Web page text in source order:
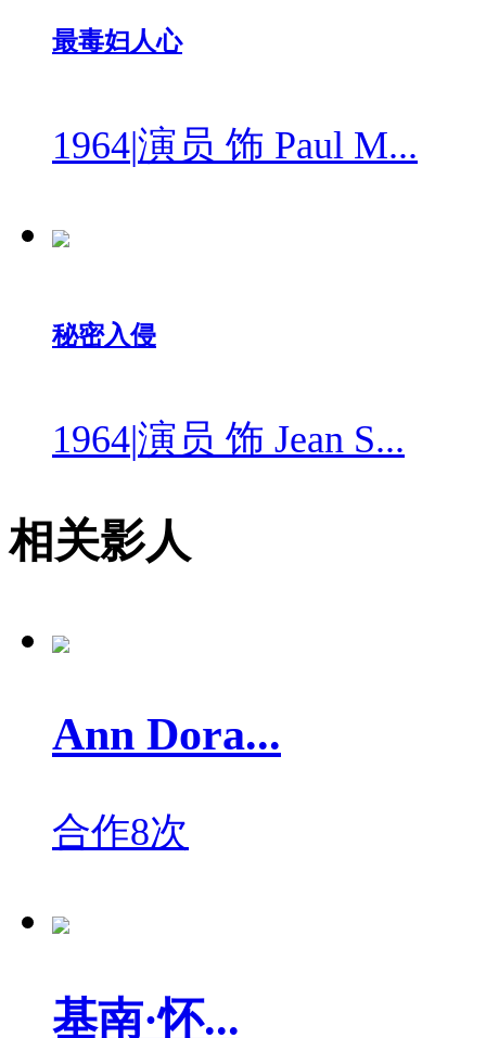
最毒妇人心
1964|演员 饰 Paul M...
秘密入侵
1964|演员 饰 Jean S...
相关影人
Ann Dora...
合作8次
基南·怀...